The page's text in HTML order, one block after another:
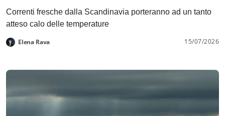
Correnti fresche dalla Scandinavia porteranno ad un tanto
atteso calo delle temperature
Elena Rava 15/07/2026